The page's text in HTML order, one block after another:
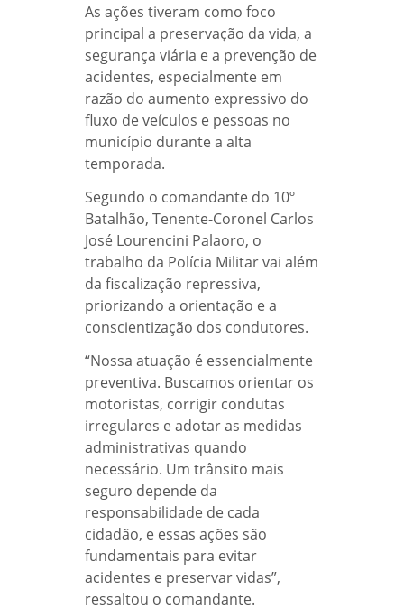
As ações tiveram como foco
principal a preservação da vida, a
segurança viária e a prevenção de
acidentes, especialmente em
razão do aumento expressivo do
fluxo de veículos e pessoas no
município durante a alta
temporada.
Segundo o comandante do 10º
Batalhão, Tenente-Coronel Carlos
José Lourencini Palaoro, o
trabalho da Polícia Militar vai além
da fiscalização repressiva,
priorizando a orientação e a
conscientização dos condutores.
“Nossa atuação é essencialmente
preventiva. Buscamos orientar os
motoristas, corrigir condutas
irregulares e adotar as medidas
administrativas quando
necessário. Um trânsito mais
seguro depende da
responsabilidade de cada
cidadão, e essas ações são
fundamentais para evitar
acidentes e preservar vidas”,
ressaltou o comandante.